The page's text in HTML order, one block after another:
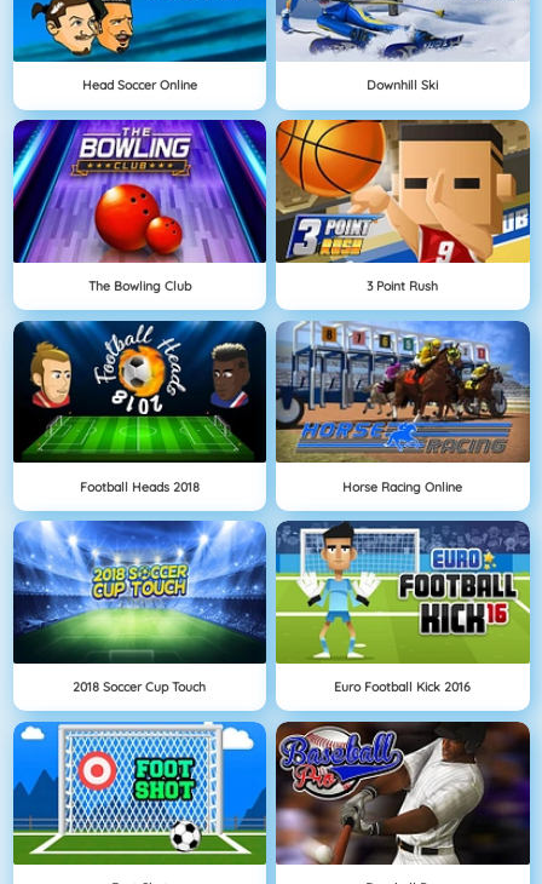
Head Soccer Online Downhill Ski
The Bowling Club 3 Point Rush
Football Heads 2018 Horse Racing Online
2018 Soccer Cup Touch Euro Football Kick 2016